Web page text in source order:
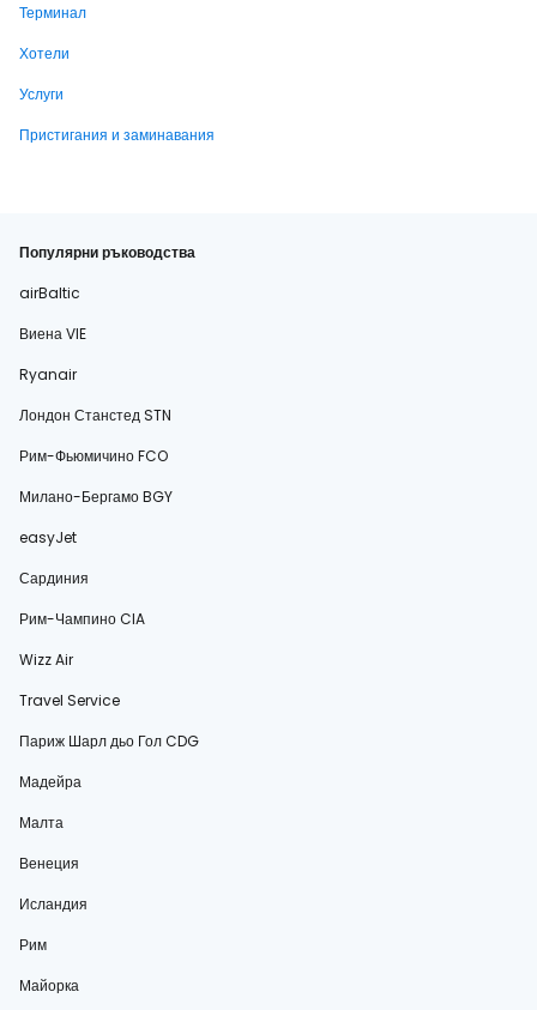
Терминал
Хотели
Услуги
Пристигания и заминавания
Популярни ръководства
airBaltic
Виена VIE
Ryanair
Лондон Станстед STN
Рим-Фьюмичино FCO
Милано-Бергамо BGY
easyJet
Сардиния
Рим-Чампино CIA
Wizz Air
Travel Service
Париж Шарл дьо Гол CDG
Мадейра
Малта
Венеция
Исландия
Рим
Майорка